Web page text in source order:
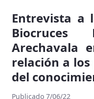
Entrevista a
Biocruces
Arechavala
relación a
del
Publicado 7/06/22